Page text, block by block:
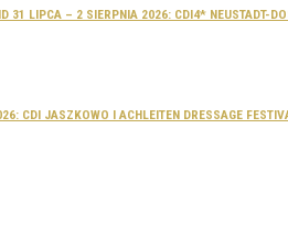
31 LIPCA – 2 SIERPNIA 2026: CDI4* NEUSTADT-
CDI JASZKOWO I ACHLEITEN DRESSAGE